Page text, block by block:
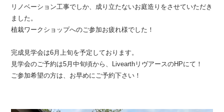
リノベーション工事でしか、成り立たないお庭造りをさせていただき
ました。
植栽ワークショップへのご参加お疲れ様でした！
完成見学会は6月上旬を予定しております。
見学会のご予約は5月中旬頃から、LivearthリヴアースのHPにて！
ご参加希望の方は、お早めにご予約下さい！